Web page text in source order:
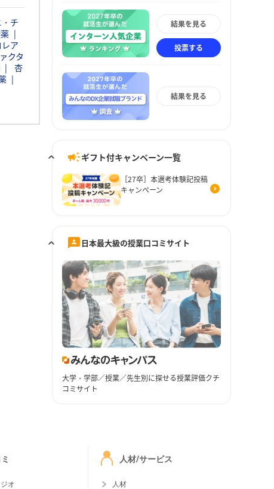
チ
ア
クタ
杏
結果を見る
投票する
結果を見る
ギフト付キャンペーン一覧
［27卒］本選考体験記投稿
キャンペーン
日本最大級の授業口コミサイト
大学・学部／授業／先生別に探せる授業評価クチ
コミサイト
オ
人材/サービス
人材